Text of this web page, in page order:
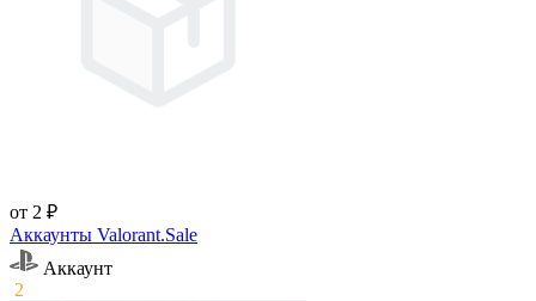
от 2 ₽
Аккаунты Valorant.Sale
Аккаунт
2